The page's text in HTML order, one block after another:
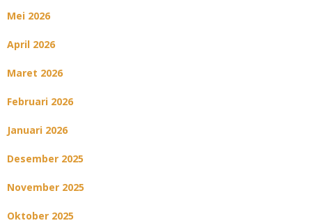
Mei 2026
April 2026
Maret 2026
Februari 2026
Januari 2026
Desember 2025
November 2025
Oktober 2025